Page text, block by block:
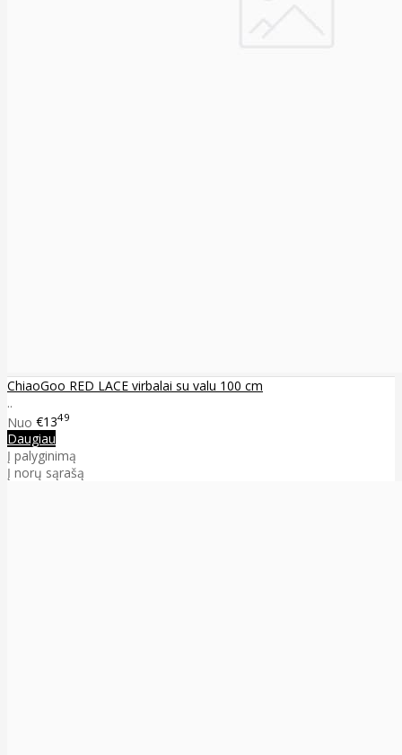
ChiaoGoo RED LACE virbalai su valu 100 cm
..
Nuo €1349
Daugiau
Į palyginimą
Į norų sąrašą